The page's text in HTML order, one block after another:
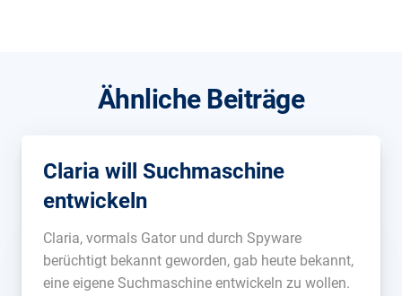
Ähnliche Beiträge
Claria will Suchmaschine
entwickeln
Claria, vormals Gator und durch Spyware
berüchtigt bekannt geworden, gab heute bekannt,
eine eigene Suchmaschine entwickeln zu wollen.